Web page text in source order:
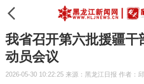
我省召开第六批援疆干
动员会议
2026-05-30 10:22:25 来源：黑龙江日报 作者：